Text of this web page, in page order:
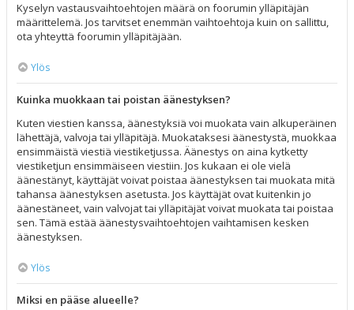
Kyselyn vastausvaihtoehtojen määrä on foorumin ylläpitäjän
määrittelemä. Jos tarvitset enemmän vaihtoehtoja kuin on sallittu,
ota yhteyttä foorumin ylläpitäjään.
Ylös
Kuinka muokkaan tai poistan äänestyksen?
Kuten viestien kanssa, äänestyksiä voi muokata vain alkuperäinen
lähettäjä, valvoja tai ylläpitäjä. Muokataksesi äänestystä, muokkaa
ensimmäistä viestiä viestiketjussa. Äänestys on aina kytketty
viestiketjun ensimmäiseen viestiin. Jos kukaan ei ole vielä
äänestänyt, käyttäjät voivat poistaa äänestyksen tai muokata mitä
tahansa äänestyksen asetusta. Jos käyttäjät ovat kuitenkin jo
äänestäneet, vain valvojat tai ylläpitäjät voivat muokata tai poistaa
sen. Tämä estää äänestysvaihtoehtojen vaihtamisen kesken
äänestyksen.
Ylös
Miksi en pääse alueelle?